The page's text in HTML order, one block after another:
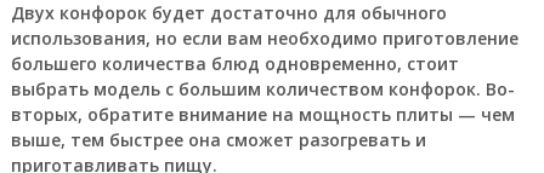
Двух конфорок будет достаточно для обычного
использования, но если вам необходимо приготовление
большего количества блюд одновременно, стоит
выбрать модель с большим количеством конфорок. Во-
вторых, обратите внимание на мощность плиты — чем
выше, тем быстрее она сможет разогревать и
приготавливать пищу.